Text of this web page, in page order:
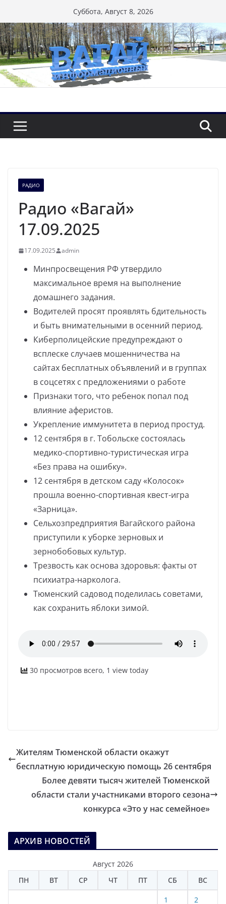
к
содержимому
Суббота, Август 8, 2026
РАДИО
Радио «Вагай»
17.09.2025
17.09.2025 admin
Минпросвещения РФ утвердило
максимальное время на выполнение
домашнего задания.
Водителей просят проявлять бдительность
и быть внимательными в осенний период.
Киберполицейские предупреждают о
всплеске случаев мошенничества на
сайтах бесплатных объявлений и в группах
в соцсетях с предложениями о работе
Признаки того, что ребенок попал под
влияние аферистов.
Укрепление иммунитета в период простуд.
12 сентября в г. Тобольске состоялась
медико-спортивно-туристическая игра
«Без права на ошибку».
12 сентября в детском саду «Колосок»
прошла военно-спортивная квест-игра
«Зарница».
Сельхозпредприятия Вагайского района
приступили к уборке зерновых и
зернобобовых культур.
Трезвость как основа здоровья: факты от
психиатра-нарколога.
Тюменский садовод поделилась советами,
как сохранить яблоки зимой.
30 просмотров всего, 1 view today
Жителям Тюменской области окажут
бесплатную юридическую помощь 26 сентября
Более девяти тысяч жителей Тюменской
области стали участниками второго сезона
конкурса «Это у нас семейное»
АРХИВ НОВОСТЕЙ
Август 2026
ПН
ВТ СР ЧТ ПТ СБ ВС
1 2